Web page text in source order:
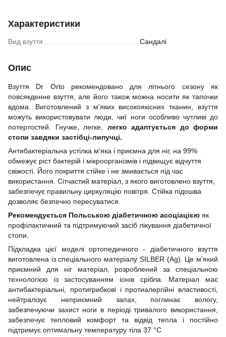
Характеристики
Вид взуття Сандалі
Опис
Взуття Dr Orto рекомендовано для літнього сезону як
повсякденне взуття, але його також можна носити як тапочки
вдома. Виготовлений з м'яких високоякісних тканин, взуття
можуть використовувати люди, чиї ноги особливо чутливі до
потертостей. Гнучке, легке, легко адаптується до форми
стопи завдяки застібці-липучці.
Антибактеріальна устілка м'яка і приємна для ніг, на 99%
обмежує ріст бактерій і мікроорганізмів і підвищує відчуття
свіжості. Його покриття стійке і не змивається під час
використання. Сітчастий матеріал, з якого виготовлено взуття,
забезпечує правильну циркуляцію повітря. Стійка підошва
дозволяє безпечно пересуватися.
Рекомендується Польською діабетичною асоціацією як
профілактичний та підтримуючий засіб лікування діабетичної
стопи.
Підкладка цієї моделі ортопедичного - діабетичного взуття
виготовлена із спеціального матеріалу SILBER (Ag). Це м'який
приємний для ніг матеріал, розроблений за спеціальною
технологією із застосуванням іонів срібла. Матеріал має
антибактеріальні, протигрибкові і протиалергійні властивості,
нейтралізує неприємний запах, поглинає вологу,
забезпечуючи захист ноги в періоді тривалого використання,
забезпечує тепловий комфорт та відвід тепла і постійно
підтримує оптимальну температуру тіла 37 °С